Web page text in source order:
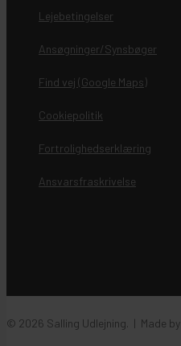
Lejebetingelser
Ansøgninger/Synsbøger
Find vej (Google Maps)
Cookiepolitik
Fortrolighedserklæring
Ansvarsfraskrivelse
© 2026 Salling Udlejning. | Made by